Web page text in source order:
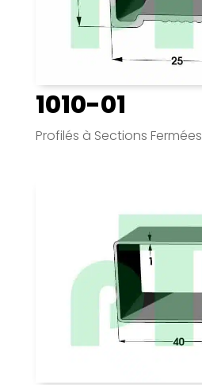
1010-01
Profilés à Sections Fermées